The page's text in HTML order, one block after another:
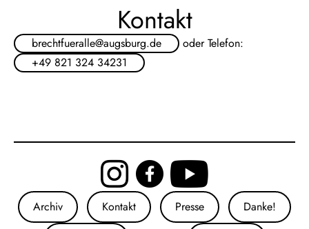
Kontakt
brechtfueralle@augsburg.de
oder Telefon:
+49 821 324 34231
Archiv Kontakt Presse
Danke!